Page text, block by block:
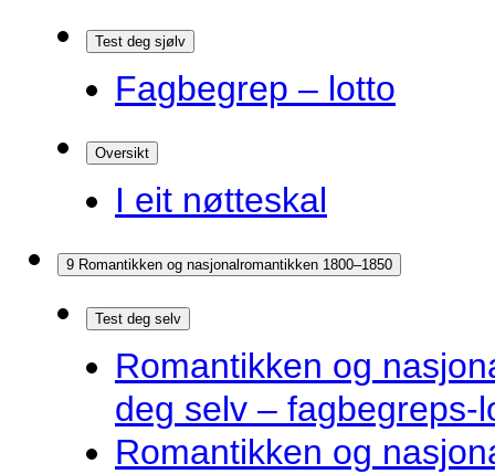
Test deg sjølv
Fagbegrep – lotto
Oversikt
I eit nøtteskal
9 Romantikken og nasjonalromantikken 1800–1850
Test deg selv
Romantikken og
deg selv – fagbegreps-
Romantikken og